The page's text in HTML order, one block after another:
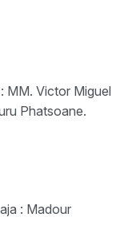
MM. Victor Miguel
Phatsoane.
: Madour